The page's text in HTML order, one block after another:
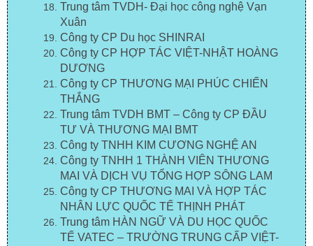
Trung tâm TVDH- Đại học công nghệ Vạn
Xuân
Công ty CP Du học SHINRAI
Công ty CP HỢP TÁC VIỆT-NHẬT HOÀNG
DƯƠNG
Công ty CP THƯƠNG MẠI PHÚC CHIẾN
THẮNG
Trung tâm TVDH BMT – Công ty CP ĐẦU
TƯ VÀ THƯƠNG MẠI BMT
Công ty TNHH KIM CƯƠNG NGHỆ AN
Công ty TNHH 1 THÀNH VIÊN THƯƠNG
MAI VÀ DỊCH VỤ TỔNG HỢP SÔNG LAM
Công ty CP THƯƠNG MAI VÀ HỢP TÁC
NHÂN LỰC QUỐC TẾ THỊNH PHÁT
Trung tâm HÀN NGỮ VÀ DU HỌC QUỐC
TẾ VATEC – TRƯỜNG TRUNG CẤP VIỆT-